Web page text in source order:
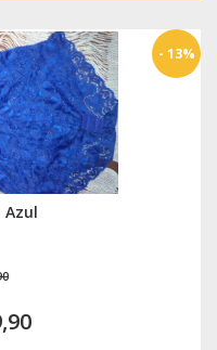
- 13%